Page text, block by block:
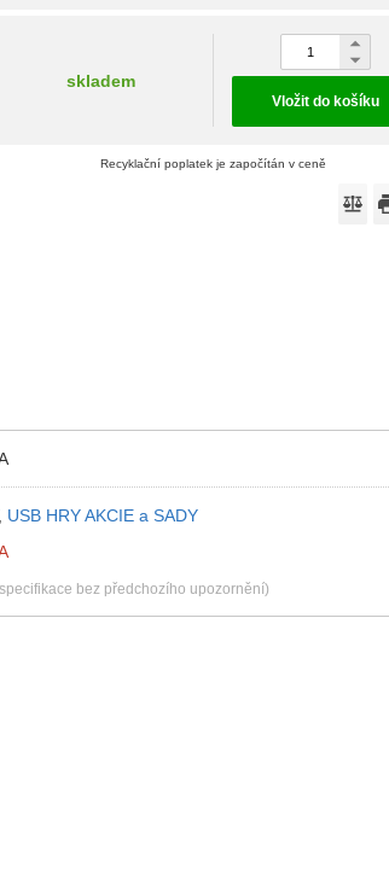
skladem
Vložit do košíku
Recyklační poplatek je započítán v ceně
USB HRY AKCIE a SADY
bez předchozího upozornění)